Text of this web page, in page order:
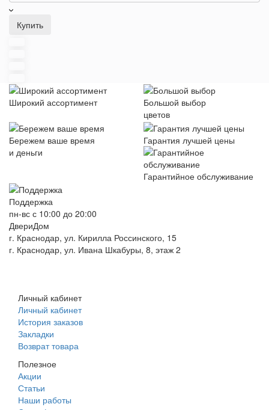
Купить
Широкий ассортимент
Большой выбор
цветов
Бережем ваше время
и деньги
Гарантия лучшей цены
Гарантийное обслуживание
Поддержка
пн-вс с 10:00 до 20:00
ДвериДом
г. Краснодар, ул. Кирилла Россинского, 15
г. Краснодар, ул. Ивана Шкабуры, 8, этаж 2
Личный кабинет
Личный кабинет
История заказов
Закладки
Возврат товара
Полезное
Акции
Статьи
Наши работы